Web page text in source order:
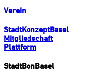
Verein
StadtKonzeptBasel
Mitgliedschaft
Plattform
StadtBonBasel